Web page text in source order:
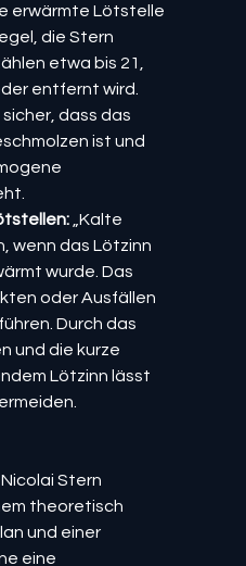
erwärmte Lötstelle
die Stern
etwa bis 21,
entfernt wird.
dass das
ist und
„Kalte
wenn das Lötzinn
wurde. Das
oder Ausfällen
Durch das
und die kurze
Lötzinn lässt
Stern
theoretisch
und einer
eine